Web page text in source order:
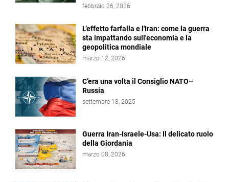
febbraio 26, 2026
L’effetto farfalla e l'Iran: come la guerra
sta impattando sull'economia e la
geopolitica mondiale
marzo 12, 2026
C’era una volta il Consiglio NATO–
Russia
settembre 18, 2025
Guerra Iran-Israele-Usa: Il delicato ruolo
della Giordania
marzo 08, 2026